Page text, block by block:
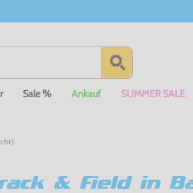
Sale % Ankauf SUMMER SALE
& Field in